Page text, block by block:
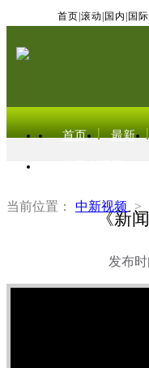
首页 滚动 国内 国际
首页 最新
当前位置： 中新视频 >
《新
发布时